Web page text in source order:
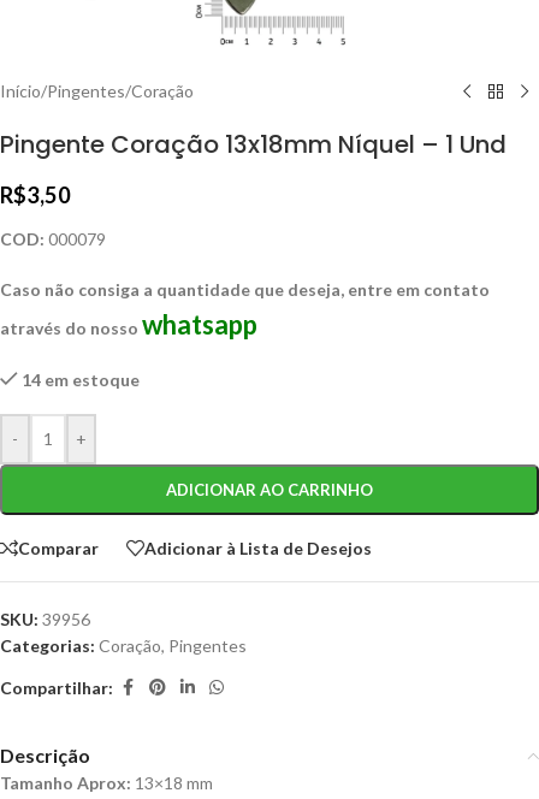
Início/Pingentes/Coração
Pingente Coração 13x18mm Níquel – 1 Und
R$3,50
COD: 000079
Caso não consiga a quantidade que deseja, entre em contato
através do nosso whatsapp
14 em estoque
- +
ADICIONAR AO CARRINHO
Comparar Adicionar à Lista de Desejos
SKU: 39956
Categorias: Coração, Pingentes
Compartilhar:
Descrição
Tamanho Aprox: 13×18 mm